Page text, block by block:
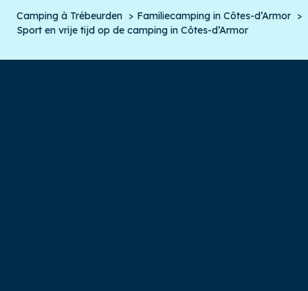
Camping à Trébeurden
Familiecamping in Côtes-d’Armor
Sport en vrije tijd op de camping in Côtes-d’Armor